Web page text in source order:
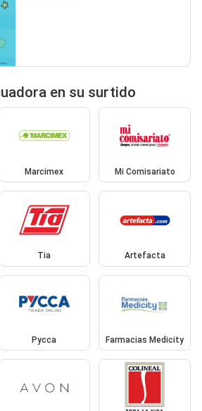
en su surtido
Marcimex Mi Comisariato
Tia Artefacta
Pycca Farmacias Medicity